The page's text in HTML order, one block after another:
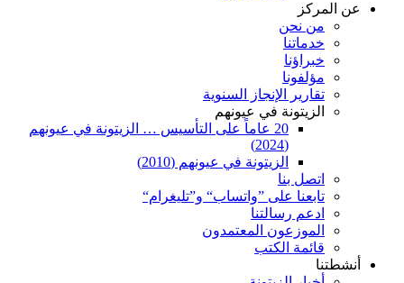
عن المركز
من نحن
خدماتنا
خبراؤنا
مؤلفونا
تقارير الإنجاز السنوية
الزيتونة في عيونهم
20 عاماً على التأسيس … الزيتونة في عيونهم
(2024)
الزيتونة في عيونهم (2010)
اتصل بنا
تابعنا على ”واتساب“ و”تليغرام“
ادعم رسالتنا
الموزعون المعتمدون
قائمة الكتب
أنشطتنا